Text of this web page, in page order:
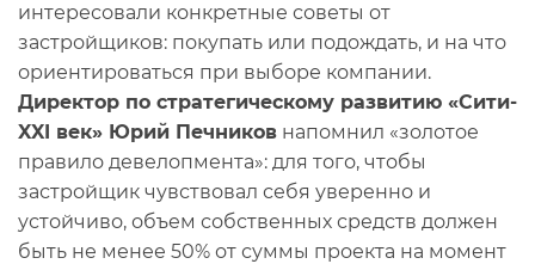
интересовали конкретные советы от
застройщиков: покупать или подождать, и на что
ориентироваться при выборе компании.
Директор по стратегическому развитию «Сити-
XXI век» Юрий Печников напомнил «золотое
правило девелопмента»: для того, чтобы
застройщик чувствовал себя уверенно и
устойчиво, объем собственных средств должен
быть не менее 50% от суммы проекта на момент